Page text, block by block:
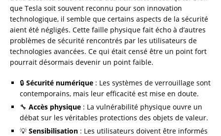
que Tesla soit souvent reconnu pour son innovation
technologique, il semble que certains aspects de la sécurité
aient été négligés. Cette faille physique fait écho à d’autres
problèmes de sécurité rencontrés par les utilisateurs de
technologies avancées. Ce qui était censé être un point fort
pourrait désormais devenir un point faible.
🔒 Sécurité numérique : Les systèmes de verrouillage sont
contemporains, mais leur efficacité est mise en doute.
🔧 Accès physique : La vulnérabilité physique ouvre un
débat sur les véritables protections des objets de valeur.
💡 Sensibilisation : Les utilisateurs doivent être informés